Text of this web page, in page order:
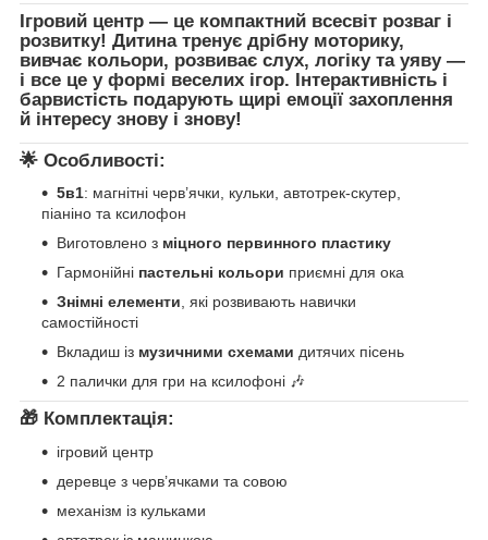
Ігровий центр — це компактний всесвіт розваг і
розвитку! Дитина тренує дрібну моторику,
вивчає кольори, розвиває слух, логіку та уяву —
і все це у формі веселих ігор. Інтерактивність і
барвистість подарують щирі емоції захоплення
й інтересу знову і знову!
🌟 Особливості:
5в1: магнітні черв’ячки, кульки, автотрек-скутер,
піаніно та ксилофон
Виготовлено з міцного первинного пластику
Гармонійні пастельні кольори приємні для ока
Знімні елементи, які розвивають навички
самостійності
Вкладиш із музичними схемами дитячих пісень
2 палички для гри на ксилофоні 🎶
🎁 Комплектація:
ігровий центр
деревце з черв’ячками та совою
механізм із кульками